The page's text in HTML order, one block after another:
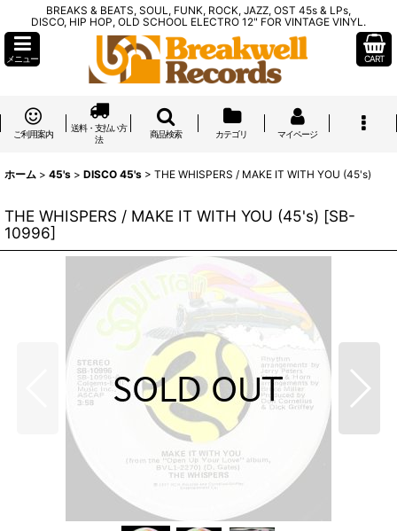
BREAKS & BEATS, SOUL, FUNK, ROCK, JAZZ, OST 45s & LPs,
DISCO, HIP HOP, OLD SCHOOL ELECTRO 12" FOR VINTAGE VINYL.
メニュー CART
ご利用案内
送料・支払い方
法
商品検索 カテゴリ マイページ
ホーム > 45's > DISCO 45's > THE WHISPERS / MAKE IT WITH YOU (45's)
THE WHISPERS / MAKE IT WITH YOU (45's) [SB-
10996]